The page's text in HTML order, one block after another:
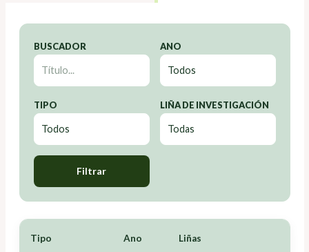
BUSCADOR ANO
TIPO LIÑA DE INVESTIGACIÓN
Filtrar
Tipo Ano Liñas